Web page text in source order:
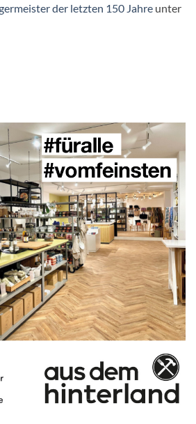
der letzten 150 Jahre unter